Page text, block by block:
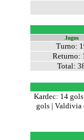
Jogos
Turno:
Returno:
Total:
Kardec: 14
gols | Valdivia